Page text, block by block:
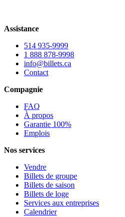
Assistance
514 935-9999
1 888 878-9998
info@billets.ca
Contact
Compagnie
FAQ
À propos
Garantie 100%
Emplois
Nos services
Vendre
Billets de groupe
Billets de saison
Billets de loge
Services aux entreprises
Calendrier